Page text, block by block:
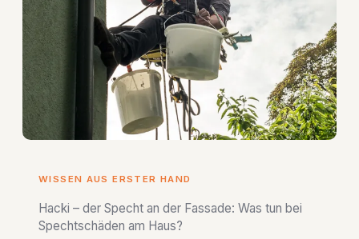
WISSEN AUS ERSTER HAND
Hacki – der Specht an der Fassade: Was tun bei
Spechtschäden am Haus?